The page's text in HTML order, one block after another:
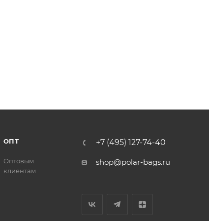
ОПТ
Оптовым
клиентам
+7 (495) 127-74-40
shop@polar-bags.ru